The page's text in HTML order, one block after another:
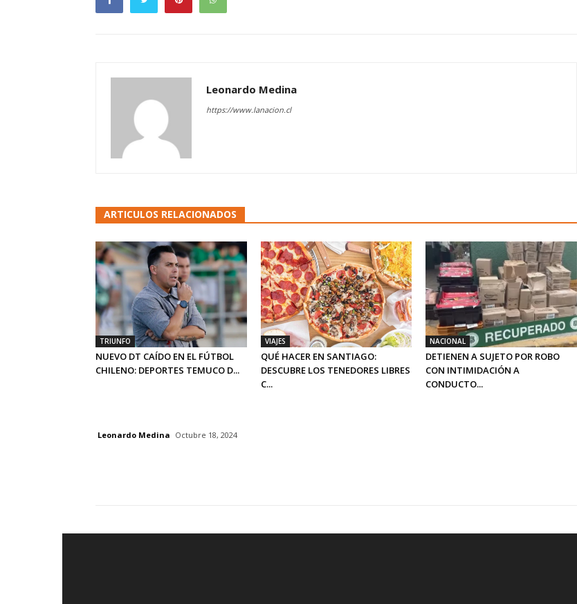
Leonardo Medina
https://www.lanacion.cl
ARTICULOS RELACIONADOS
TRIUNFO
NUEVO DT CAÍDO EN EL FÚTBOL
CHILENO: DEPORTES TEMUCO D...
VIAJES
QUÉ HACER EN SANTIAGO:
DESCUBRE LOS TENEDORES LIBRES
C...
NACIONAL
DETIENEN A SUJETO POR ROBO
CON INTIMIDACIÓN A
CONDUCTO...
Leonardo Medina Octubre 18, 2024